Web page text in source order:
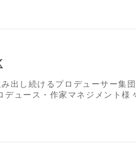
出し続けるプロデューサー集
ュース・作家マネジメント様